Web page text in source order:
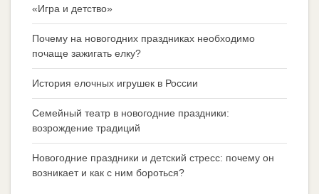
«Игра и детство»
Почему на новогодних праздниках необходимо
почаще зажигать елку?
История елочных игрушек в России
Семейный театр в новогодние праздники:
возрождение традиций
Новогодние праздники и детский стресс: почему он
возникает и как с ним бороться?